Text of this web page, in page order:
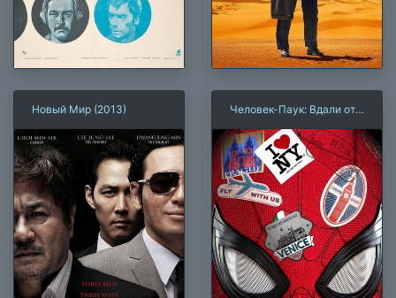
Новый Мир (2013)
Человек-Паук: Вдали от